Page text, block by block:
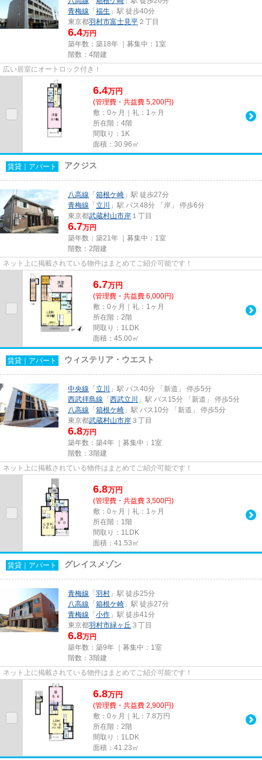
青梅線 「福生 」駅 徒歩40分
東京都羽村市富士見平 ２丁目
6.4万円
築年数：築18年 ｜募集中： 1室
階数：4階建
広い居室にオートロック付き！
6.4万円
(管理費・共益費 5,200円)
敷：0ヶ月｜礼：1ヶ月
所在階：4階
間取り：1K
面積：30.96㎡
賃貸｜アパート アクジス
八高線 「箱根ケ崎 」駅 徒歩27分
青梅線 「立川
」駅 バス48分 「岸」 停歩6分
東京都武蔵村山市岸 １丁目
6.7万円
築年数：築21年 ｜募集中： 1室
階数：2階建
ネット上に掲載されている物件はまとめてご紹介可能です！
6.7万円
(管理費・共益費 6,000円)
敷：0ヶ月｜礼：1ヶ月
所在階：2階
間取り：1LDK
面積：45.00㎡
賃貸｜アパート ウィステリア・ウエスト
中央線 「立川
」駅 バス40分 「新道」 停歩5分
西武拝島線 「西武立川
」駅 バス15分 「新道」 停歩5分
八高線 「箱根ケ崎 」駅 バス10分 「新道」 停歩5分
東京都武蔵村山市岸 ３丁目
6.8万円
築年数：築4年 ｜募集中： 1室
階数：3階建
ネット上に掲載されている物件はまとめてご紹介可能です！
6.8万円
(管理費・共益費 3,500円)
敷：0ヶ月｜礼：1ヶ月
所在階：1階
間取り：1LDK
面積：41.53㎡
賃貸｜アパート グレイスメゾン
青梅線 「羽村 」駅 徒歩25分
八高線 「箱根ケ崎 」駅 徒歩27分
青梅線 「小作 」駅 徒歩41分
東京都羽村市緑ヶ丘 ３丁目
6.8万円
築年数：築9年 ｜募集中： 1室
階数：3階建
ネット上に掲載されている物件はまとめてご紹介可能です！
6.8万円
(管理費・共益費 2,900円)
敷：0ヶ月｜礼：7.8万円
所在階：2階
間取り：1LDK
面積：41.23㎡